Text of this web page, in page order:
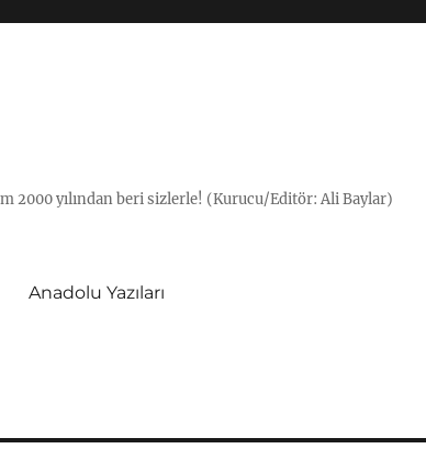
2000 yılından beri sizlerle! (Kurucu/Editör: Ali Baylar)
Anadolu Yazıları